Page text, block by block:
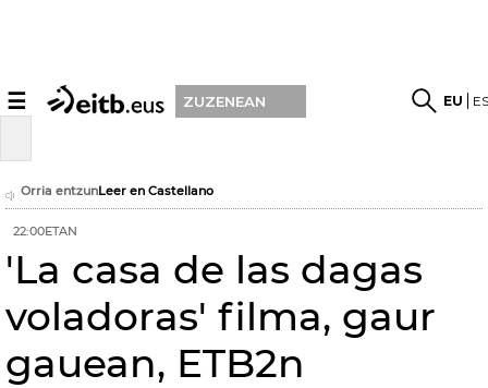
☰ ZUZENEAN EU
Orria entzunLeer en Castellano
22:00ETAN
'La casa de las dagas
voladoras' filma, gaur
gauean, ETB2n